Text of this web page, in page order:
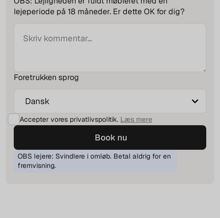
lejeperiode på 18 måneder. Er dette OK for dig?
Foretrukken sprog
Accepter vores privatlivspolitik. Læs mere
OBS lejere: Svindlere i omløb. Betal aldrig for en
fremvisning.